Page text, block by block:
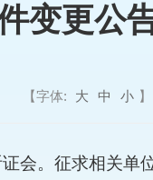
变更公
【字体: 大 中 小 】
会。征求相关单